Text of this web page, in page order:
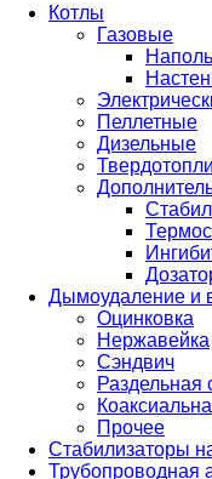
Котлы
Газовые
Пеллетные
Дизельные
Дымоудаление и
Оцинковка
Нержавейка
Сэндвич
Раздельная
Прочее
Стабилизаторы
Трубопроводная